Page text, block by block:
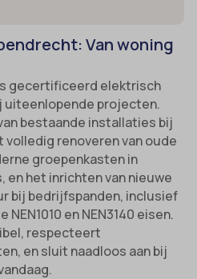
Van woning
gecertificeerd elektrisch
projecten.
bestaande installaties bij
renoveren van oude
groepenkasten in
en het inrichten van nieuwe
bij bedrijfspanden, inclusief
en NEN3140 eisen.
respecteert
en sluit naadloos aan bij